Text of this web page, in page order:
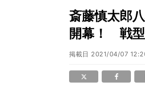
斎藤慎太郎
開幕！ 戦
掲載日 2021/04/07